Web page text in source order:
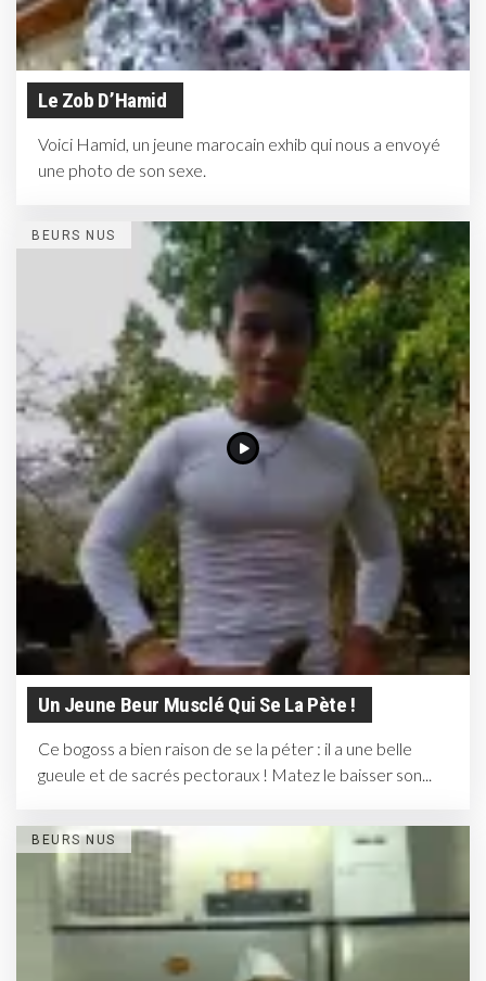
Le Zob D’Hamid
Voici Hamid, un jeune marocain exhib qui nous a envoyé
une photo de son sexe.
BEURS NUS
Un Jeune Beur Musclé Qui Se La Pète !
Ce bogoss a bien raison de se la péter : il a une belle
gueule et de sacrés pectoraux ! Matez le baisser son...
BEURS NUS